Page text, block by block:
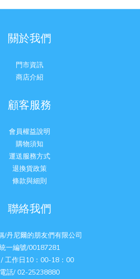
關於我們
門市資訊
商店介紹
顧客服務
會員權益說明
購物須知
運送服務方式
退換貨政策
條款與細則
聯絡我們
/丹尼爾的朋友們有限公司
一編號/00187281
工作日10：00-18：00
電話/ 02-25238880